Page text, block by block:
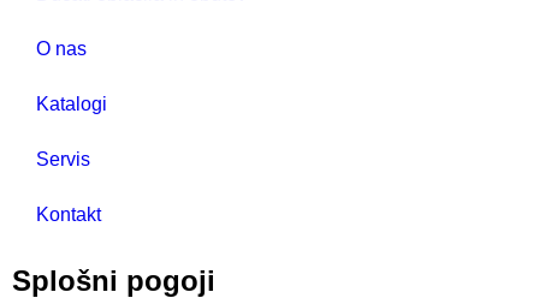
O nas
Katalogi
Servis
Kontakt
Splošni pogoji